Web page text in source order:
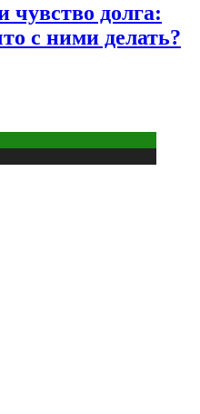
чувство долга:
с ними делать?